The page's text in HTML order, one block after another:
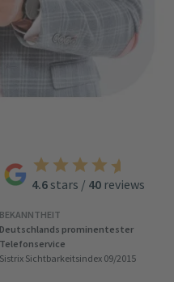
4.6stars / 40 reviews
BEKANNTHEIT
Deutschlands prominentester
Telefonservice
Sistrix Sichtbarkeitsindex 09/2015